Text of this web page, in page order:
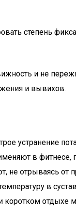
степень
и не
и вывихов.
устранение
в
не отрываясь от
в
коротком